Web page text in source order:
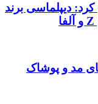
دیپلماسی برند
مد و پوشاک